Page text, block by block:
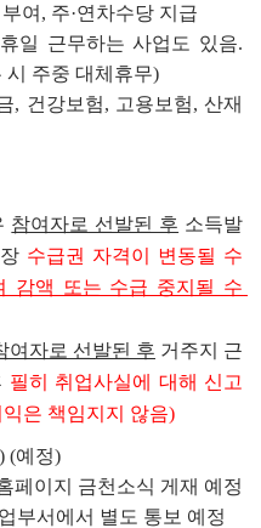
여 , 주·연차수당 지급
일 근무하는 사업도 있음.
시 주중 대체휴무)
, 건강보험, 고용보험, 산재
참여자로 선발된 후 소득발
수급권 자격이 변동될 수
감액 또는 수급 중지될 수
여자로 선발된 후 거주지 근
필히 취업사실에 대해 신고
은 책임지지 않음)
) (예정)
페이지 금천소식 게재 예정
부서에서 별도 통보 예정